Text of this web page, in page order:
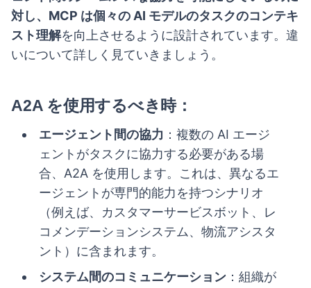
対し、MCP は個々の AI モデルのタスクのコンテキ
スト理解を向上させるように設計されています。違
いについて詳しく見ていきましょう。
A2A を使用するべき時：
エージェント間の協力 ：複数の AI エージ
ェントがタスクに協力する必要がある場
合、A2A を使用します。これは、異なるエ
ージェントが専門的能力を持つシナリオ
（例えば、カスタマーサービスボット、レ
コメンデーションシステム、物流アシスタ
ント）に含まれます。
システム間のコミュニケーション：組織が